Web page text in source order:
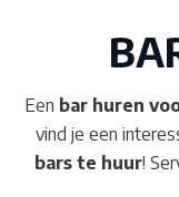
Een bar huren
vind je een
bars te huur!